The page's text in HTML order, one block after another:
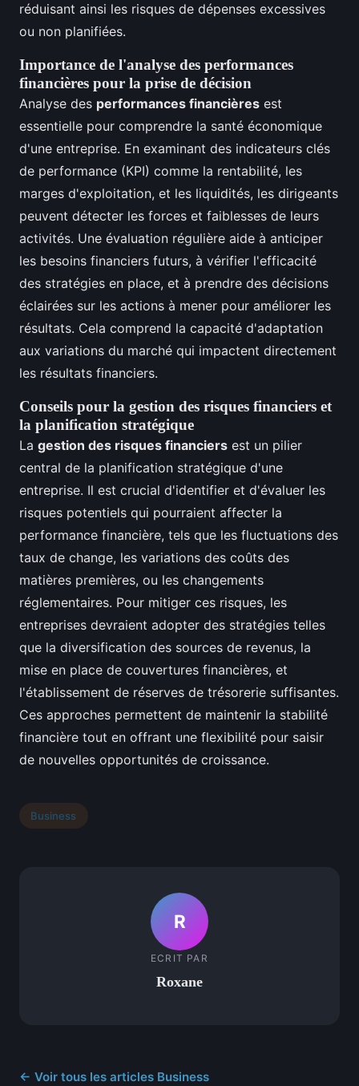
réduisant ainsi les risques de dépenses excessives
ou non planifiées.
Importance de l'analyse des performances
financières pour la prise de décision
Analyse des performances financières est
essentielle pour comprendre la santé économique
d'une entreprise. En examinant des indicateurs clés
de performance (KPI) comme la rentabilité, les
marges d'exploitation, et les liquidités, les dirigeants
peuvent détecter les forces et faiblesses de leurs
activités. Une évaluation régulière aide à anticiper
les besoins financiers futurs, à vérifier l'efficacité
des stratégies en place, et à prendre des décisions
éclairées sur les actions à mener pour améliorer les
résultats. Cela comprend la capacité d'adaptation
aux variations du marché qui impactent directement
les résultats financiers.
Conseils pour la gestion des risques financiers et
la planification stratégique
La gestion des risques financiers est un pilier
central de la planification stratégique d'une
entreprise. Il est crucial d'identifier et d'évaluer les
risques potentiels qui pourraient affecter la
performance financière, tels que les fluctuations des
taux de change, les variations des coûts des
matières premières, ou les changements
réglementaires. Pour mitiger ces risques, les
entreprises devraient adopter des stratégies telles
que la diversification des sources de revenus, la
mise en place de couvertures financières, et
l'établissement de réserves de trésorerie suffisantes.
Ces approches permettent de maintenir la stabilité
financière tout en offrant une flexibilité pour saisir
de nouvelles opportunités de croissance.
Business
R
ECRIT PAR
Roxane
← Voir tous les articles Business